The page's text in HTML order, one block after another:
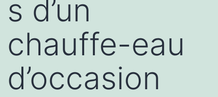
s d’un
chauffe-eau
d’occasion